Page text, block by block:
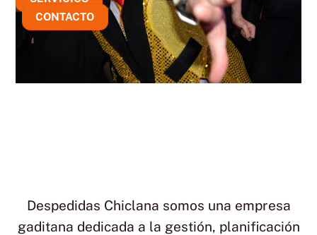
CONTACTO
Despedidas Chiclana somos una empresa
gaditana dedicada a la gestión, planificación